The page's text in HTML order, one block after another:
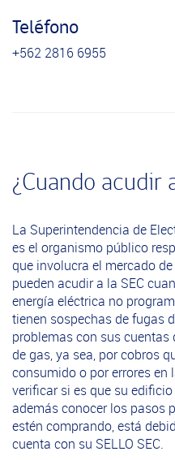
Teléfono
+562 2816 6955
¿Cuando acudir
La Superintendencia de
es el organismo público
que involucra el mercado
pueden acudir a la SEC
energía eléctrica no
tienen sospechas de fugas
problemas con sus
de gas, ya sea, por cobros
consumido o por errores en
verificar si es que su
además conocer los pasos
estén comprando, está
cuenta con su SELLO SEC.